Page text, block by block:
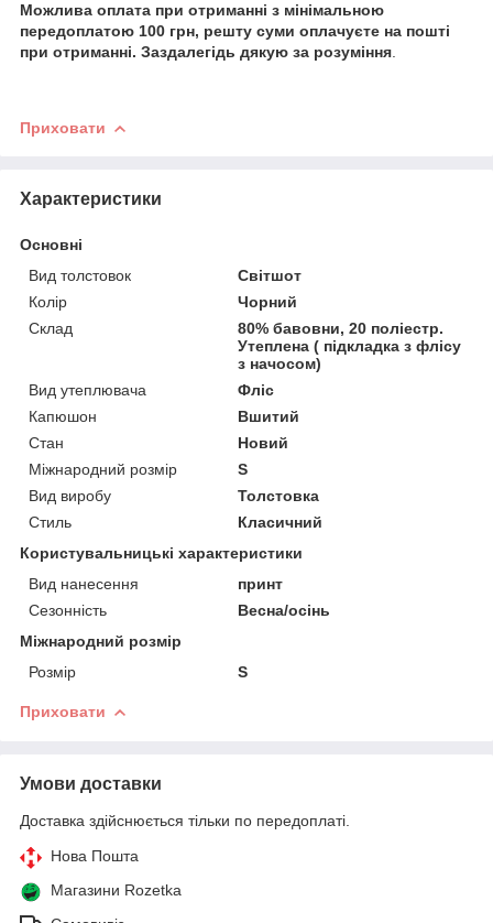
Можлива оплата при отриманні з мінімальною
передоплатою 100 грн, решту суми оплачуєте на пошті
при отриманні. Заздалегідь дякую за розуміння
Приховати
Характеристики
Основні
Вид толстовок
Світшот
Колір
Чорний
Склад
80% бавовни, 20 поліестр.
Утеплена ( підкладка з флісу
з начосом)
Вид утеплювача
Фліс
Капюшон
Вшитий
Стан
Новий
Міжнародний розмір
S
Вид виробу
Толстовка
Стиль
Класичний
Користувальницькі характеристики
Вид нанесення
принт
Сезонність
Весна/осінь
Міжнародний розмір
Розмір
S
Приховати
Умови доставки
Доставка здійснюється тільки по передоплаті.
Нова Пошта
Магазини Rozetka